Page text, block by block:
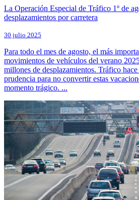
La Operación Especial de Tráfico 1º de
desplazamientos por carretera
30 julio 2025
Para todo el mes de agosto, el más
movimientos de vehículos del verano
millones de desplazamientos. Tráfico
prudencia para no convertir estas
momento trágico. ...